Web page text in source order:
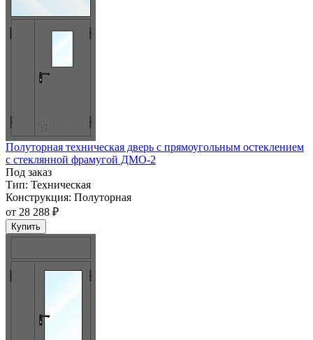
Полуторная техническая дверь с прямоугольным остеклением
с стеклянной фрамугой ДМО-2
Под заказ
Тип: Техническая
Конструкция: Полуторная
от 28 288 ₽
Купить